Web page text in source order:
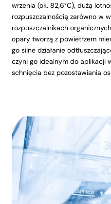
wrzenia (ok. 82,6°C), dużą
rozpuszczalnością zarówno w
rozpuszczalnikach
opary tworzą z powietrzem
go silne działanie
czyni go idealnym do aplikacji
schnięcia bez pozostawiania